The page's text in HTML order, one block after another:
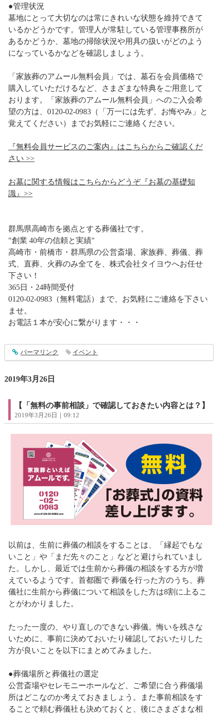
●管理状況
墓地にとって大切なのは常にきれいな状態を維持できて
いるかどうかです。管理人が常駐している管理事務所が
あるかどうか、墓地の掃除状況や用具の扱いがどのよう
になっているかなどを確認しましょう。
「家族葬のアムール無料会員」では、墓石を会員価格で
購入していただけるなど、さまざまな特典をご用意して
おります。「家族葬のアムール無料会員」へのご入会希
望の方は、0120-02-0983（「万一には先ず、お悔やみ」と
覚えてください）までお気軽にご連絡ください。
『無料会員サービスのご案内』はこちらからご確認くだ
さい >>
お墓に関する情報はこちらからどうぞ『お墓の基礎知
識』>>
群馬県高崎市を拠点とする葬儀社です。
"創業 40年の信頼と実績"
高崎市・前橋市・群馬県の公営斎場、家族葬、葬儀、葬
式、直葬、火葬のみ全てを、株式会社タイヨウへお任せ
下さい！
365日・24時間受付
0120-02-0983（無料電話）まで、お気軽にご連絡を下さい
ませ。
お電話１本が安心に繋がります・・・
entry1832
パーマリンク イベント
2019年3月26日
【「無料の事前相談」で確認しておきたい内容とは？】
2019年3月26日｜09:12
以前は、生前に葬儀の相談をすることは、「縁起でもな
いこと」や「まだ先々のこと」などと避けられていまし
た。しかし、最近では生前から葬儀の相談をする方が増
えているようです。首都圏で 葬儀を行った方のうち、葬
儀社に生前から葬儀について相談をした方は8割に上るこ
とがわかりました。
たった一度の、やり直しのできない葬儀。悔いを残さな
いために、事前に決めておいたり確認しておいたりした
方が良いことを以下にまとめてみました。
●葬儀場所と葬儀社の選定
公営斎場やセレモニーホールなど、ご希望に合う葬儀場
所はどこなのか考えておきましょう。また事前相談をす
ることで頼む葬儀社も決めておくと、後にさまざまな相